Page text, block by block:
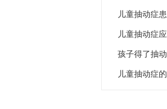
儿童抽动症
儿童抽动症
孩子得了抽
儿童抽动症